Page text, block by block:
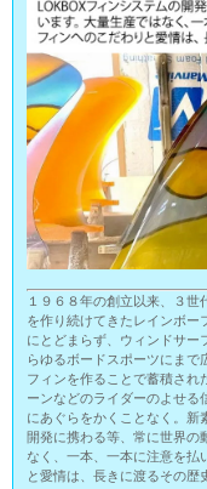
１９６８年の創立以来、３
を作り続けてきたレインボー
にとどまらず、ウィンドサー
らゆるボードスポーツにま
フィンを作ることで蓄積され
ーンなどのライダーのよせる
にあぐらをかくことなく。新
開発に携わる等、常に世界の
なく、一本、一本に注意を払
と愛情は、長きに渡るその歴